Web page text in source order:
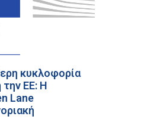
κυκλοφορία
ΕΕ: Η
Lane